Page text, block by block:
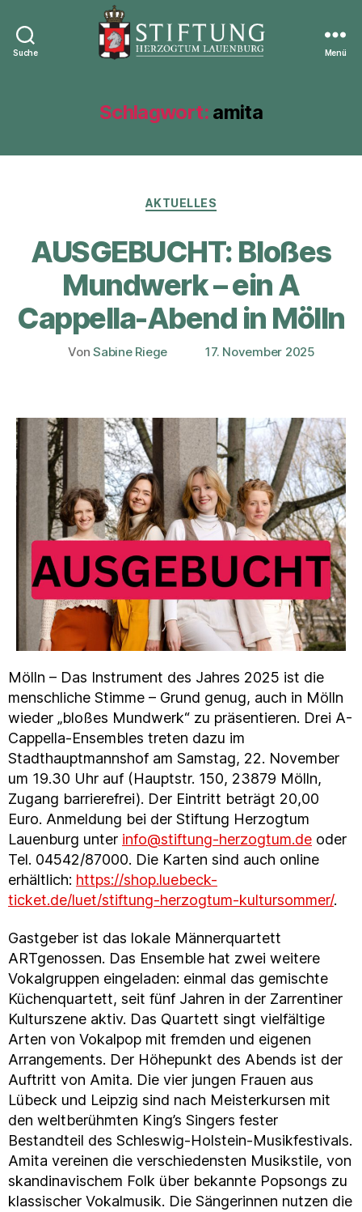
Suche
Lauenburg
Menü
Schlagwort: amita
Kategorien
AKTUELLES
AUSGEBUCHT: Bloßes
Mundwerk – ein A
Cappella-Abend in Mölln
Beitragsautor
VonSabine Riege Veröffentlichungsdatum
17. November 2025
Mölln – Das Instrument des Jahres 2025 ist die
menschliche Stimme – Grund genug, auch in Mölln
wieder „bloßes Mundwerk“ zu präsentieren. Drei A-
Cappella-Ensembles treten dazu im
Stadthauptmannshof am Samstag, 22. November
um 19.30 Uhr auf (Hauptstr. 150, 23879 Mölln,
Zugang barrierefrei). Der Eintritt beträgt 20,00
Euro. Anmeldung bei der Stiftung Herzogtum
Lauenburg unter info@stiftung-herzogtum.de oder
Tel. 04542/87000. Die Karten sind auch online
erhältlich: https://shop.luebeck-
ticket.de/luet/stiftung-herzogtum-kultursommer/.
Gastgeber ist das lokale Männerquartett
ARTgenossen. Das Ensemble hat zwei weitere
Vokalgruppen eingeladen: einmal das gemischte
Küchenquartett, seit fünf Jahren in der Zarrentiner
Kulturszene aktiv. Das Quartett singt vielfältige
Arten von Vokalpop mit fremden und eigenen
Arrangements. Der Höhepunkt des Abends ist der
Auftritt von Amita. Die vier jungen Frauen aus
Lübeck und Leipzig sind nach Meisterkursen mit
den weltberühmten King’s Singers fester
Bestandteil des Schleswig-Holstein-Musikfestivals.
Amita vereinen die verschiedensten Musikstile, von
skandinavischem Folk über bekannte Popsongs zu
klassischer Vokalmusik. Die Sängerinnen nutzen die